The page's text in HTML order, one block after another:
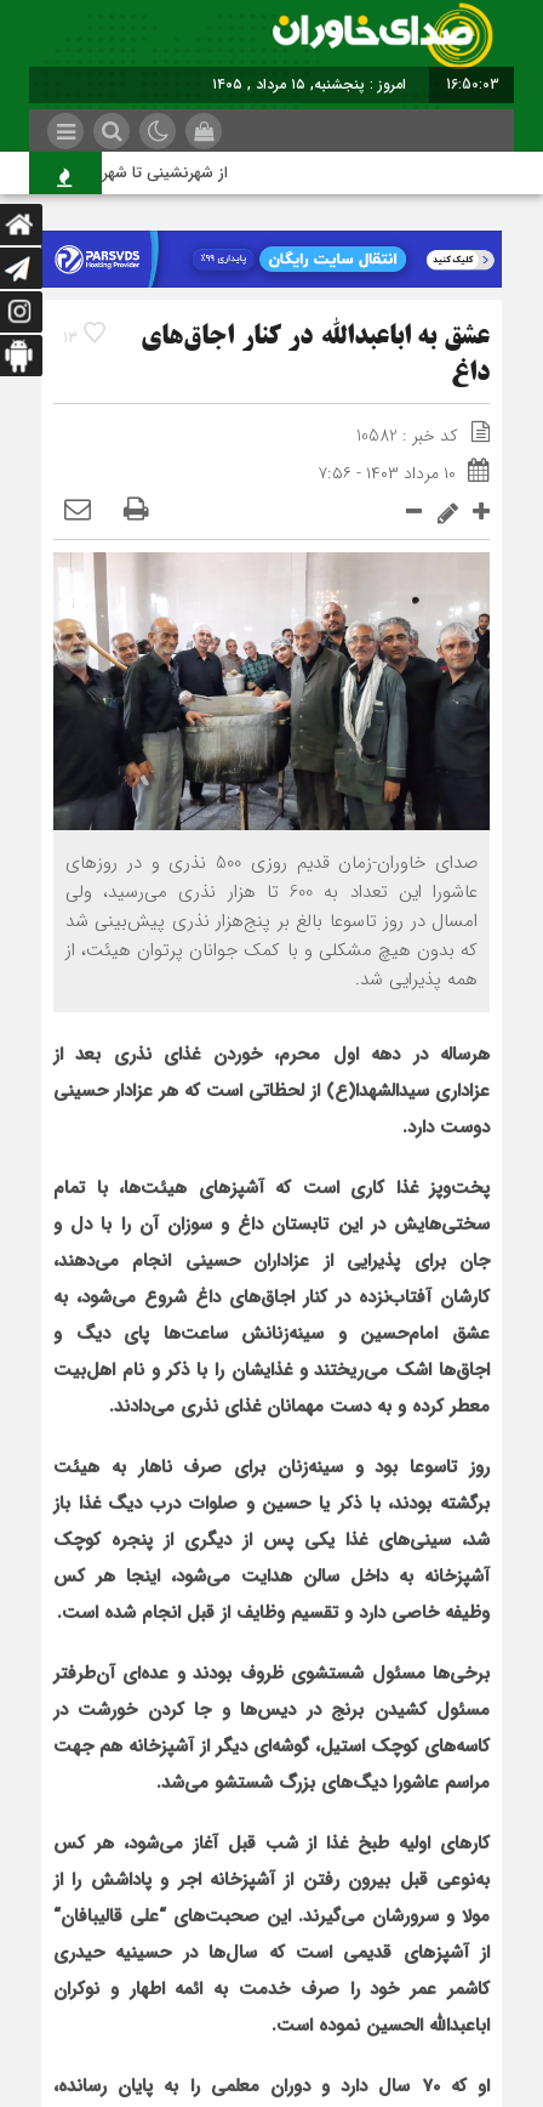
16:50:04 برابر با : Thursday - 6
از شهرنشینی تا شهروندی
13
عشق به اباعبدالله در کنار اجاق‌های
داغ
کد خبر : 10582
۱۰ مرداد ۱۴۰۳ - ۷:۵۶
صدای خاوران-زمان قدیم روزی 500 نذری و در روزهای
عاشورا این تعداد به 600 تا هزار نذری می‌رسید، ولی
امسال در روز تاسوعا بالغ ‌بر پنج‌هزار نذری پیش‌بینی شد
که بدون هیچ مشکلی و با کمک جوانان پرتوان هیئت، از
همه پذیرایی شد.
هرساله در دهه اول محرم، خوردن غذای نذری بعد از
عزاداری سیدالشهدا(ع) از لحظاتی است که هر عزادار حسینی
دوست دارد.
پخت‌وپز غذا کاری است که آشپزهای هیئت‌ها، با تمام
سختی‌هایش در این تابستان داغ و سوزان آن را با دل و
جان برای پذیرایی از عزاداران حسینی انجام می‌دهند،
کارشان آفتاب‌نزده در کنار اجاق‌های داغ شروع می‌شود، به
عشق امام‌حسین و سینه‌زنانش ساعت‌ها پای دیگ و
اجاق‌ها اشک می‌ریختندو غذایشان را با ذکر و نام اهل‌بیت
معطر کرده و به دست مهمانان غذای نذری می‌دادند.
روز تاسوعا بود و سینه‌زنان برای صرف ناهار به هیئت
برگشته بودند، با ذکر یا حسین و صلوات درب دیگ غذا باز
شد، سینی‌های غذا یکی پس از دیگری از پنجره کوچک
آشپزخانه به داخل سالن هدایت می‌شود، اینجا هر کس
وظیفه خاصی دارد و تقسیم وظایف از قبل انجام شده است.
برخی‌ها مسئول شستشوی ظروف بودند و عده‌ای آن‌طرف‏تر
مسئول کشیدن برنج در دیس‌ها و جا کردن خورشت در
کاسه‌های کوچک استیل، گوشه‌ای دیگر از آشپزخانه هم جهت
مراسم عاشورا دیگ‌های بزرگ شستشو می‌شد.
کارهای اولیه طبخ غذا از شب قبل آغاز می‌شود، هر کس
به‌نوعی قبل بیرون رفتن از آشپزخانه اجر و پاداشش را از
مولا و سرورشان می‌گیرند. این صحبت‌های“علی قالیبافان“
از آشپزهای قدیمی است که سال‌ها در حسینیه حیدری
کاشمر عمر خود را صرف خدمت به ائمه اطهار و نوکران
اباعبدالله الحسین نموده است.
او که 70 سال دارد و دوران معلمی را به پایان رسانده،